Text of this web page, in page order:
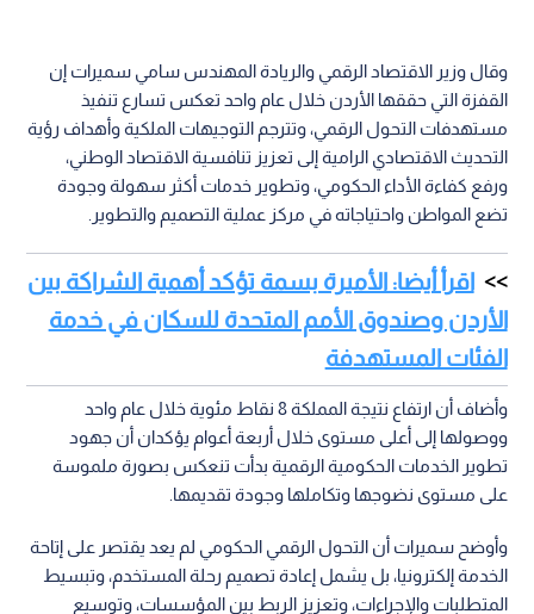
ووصولها إلى أعلى مستوى خلال أربعة أعوام يؤكدان أن جهود
تطوير الخدمات الحكومية الرقمية بدأت تنعكس بصورة ملموسة
على مستوى نضوجها وتكاملها وجودة تقديمها.
وأوضح سميرات أن التحول الرقمي الحكومي لم يعد يقتصر على إتاحة
الخدمة إلكترونيا، بل يشمل إعادة تصميم رحلة المستخدم، وتبسيط
المتطلبات والإجراءات، وتعزيز الربط بين المؤسسات، وتوسيع
استخدام الهوية الرقمية، ورفع مستويات الأمن والاستمرارية
والموثوقية.
وأكد أن الإنجاز المتحقق هو ثمرة للعمل التكاملي بين وزارة الاقتصاد
الرقمي والريادة والمؤسسات الحكومية والفرق الوطنية المعنية،
مشيرا إلى أن المرحلة المقبلة ستشهد مواصلة تطوير الخدمات عبر
تطبيق «سند» والمنصات الحكومية، والتوسع في الخدمات المترابطة
والاستباقية، وتوظيف التقنيات الحديثة لتحسين تجربة المستخدم.
وسجل الأردن نتائج لافتة في المؤشرات المرتبطة بتوافر الخدمة
المؤسسات الحكومية، بما يعكس التقدم في تكامل الأنظمة وتبادل
البيانات بين الجهات الحكومية.